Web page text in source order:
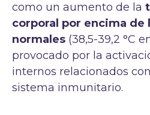
como un aumento de la
corporal por encima de
normales (38,5-39,2 °C
provocado por la
internos relacionados
sistema inmunitario.